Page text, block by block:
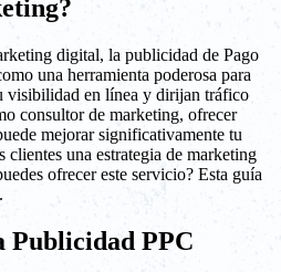
digital, la publicidad de Pago
una herramienta poderosa para
visibilidad en línea y dirijan tráfico
consultor de marketing, ofrecer
mejorar significativamente tu
una estrategia de marketing
ofrecer este servicio? Esta guía
Publicidad PPC